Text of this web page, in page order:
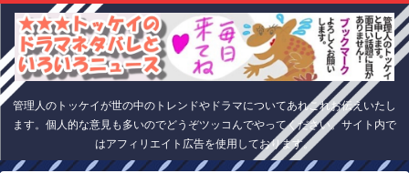
管理人のトッケイが世の中のトレンドやドラマについてあれこれお伝えいたし
ます。個人的な意見も多いのでどうぞツッコんでやってください。サイト内で
はアフィリエイト広告を使用しております。